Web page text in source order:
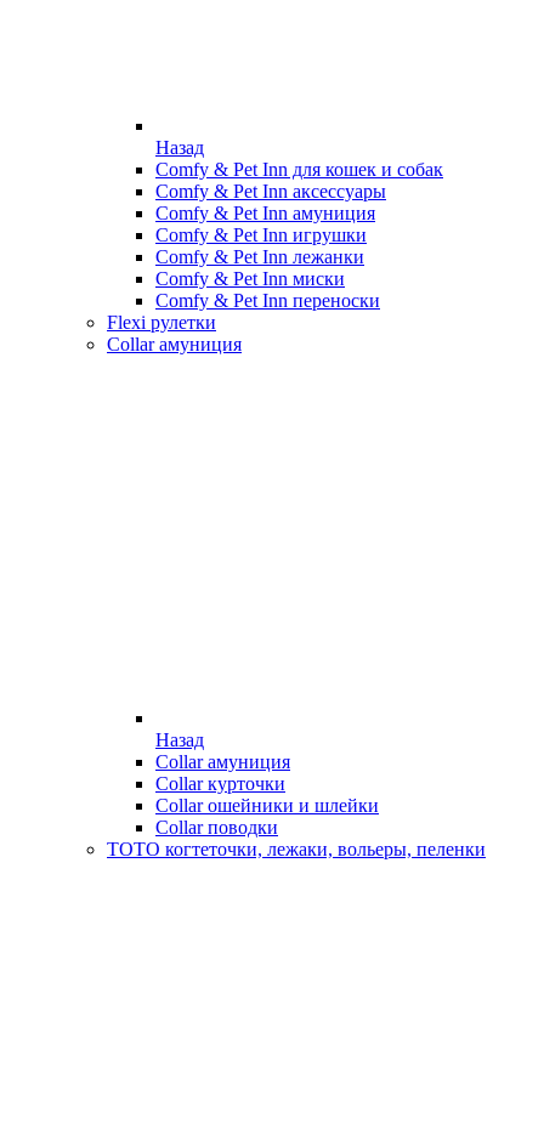
Назад
Comfy & Pet Inn для кошек и собак
Comfy & Pet Inn аксессуары
Comfy & Pet Inn амуниция
Comfy & Pet Inn игрушки
Comfy & Pet Inn лежанки
Comfy & Pet Inn миски
Comfy & Pet Inn переноски
Flexi рулетки
Collar амуниция
Назад
Collar амуниция
Collar курточки
Collar ошейники и шлейки
Collar поводки
ТОТО когтеточки, лежаки, вольеры, пеленки